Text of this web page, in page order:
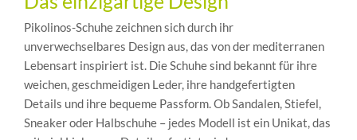
Pikolinos-Schuhe zeichnen sich durch ihr
unverwechselbares Design aus, das von der mediterranen
Lebensart inspiriert ist. Die Schuhe sind bekannt für ihre
weichen, geschmeidigen Leder, ihre handgefertigten
Details und ihre bequeme Passform. Ob Sandalen, Stiefel,
Sneaker oder Halbschuhe – jedes Modell ist ein Unikat, das